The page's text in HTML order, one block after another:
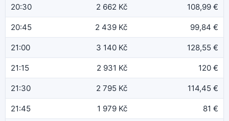
20:30 2 662 Kč 108,99 €
20:45 2 439 Kč 99,84 €
21:00 3 140 Kč 128,55 €
21:15 2 931 Kč 120 €
21:30 2 795 Kč 114,45 €
21:45 1 979 Kč 81 €